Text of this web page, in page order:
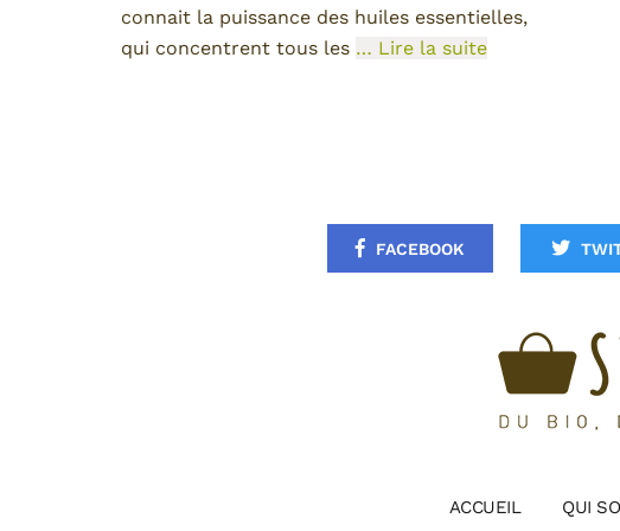
connait la puissance des huiles essentielles,
qui concentrent tous les … Lire la suite
FACEBOOK
ACCUEIL QUI